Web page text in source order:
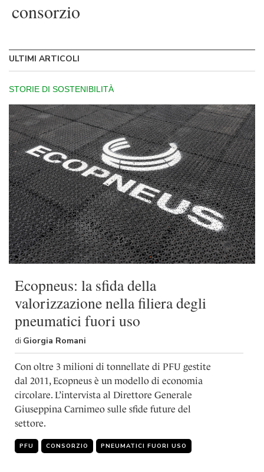
consorzio
ULTIMI ARTICOLI
STORIE DI SOSTENIBILITÀ
Ecopneus: la sfida della
valorizzazione nella filiera degli
pneumatici fuori uso
di Giorgia Romani
Con oltre 3 milioni di tonnellate di PFU gestite
dal 2011, Ecopneus è un modello di economia
circolare. L’intervista al Direttore Generale
Giuseppina Carnimeo sulle sfide future del
settore.
PFU CONSORZIO PNEUMATICI FUORI USO